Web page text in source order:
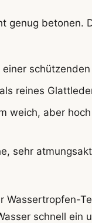
genug betonen.
reines
weich, aber
sehr
schnell ein